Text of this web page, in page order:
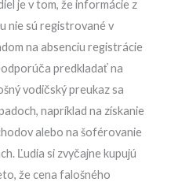
je v tom, že informácie z
nie sú registrované v
na absenciu registrácie
predkladať na
vodičský preukaz sa
napríklad na získanie
alebo na šoférovanie
Ľudia si zvyčajne kupujú
že cena falošného